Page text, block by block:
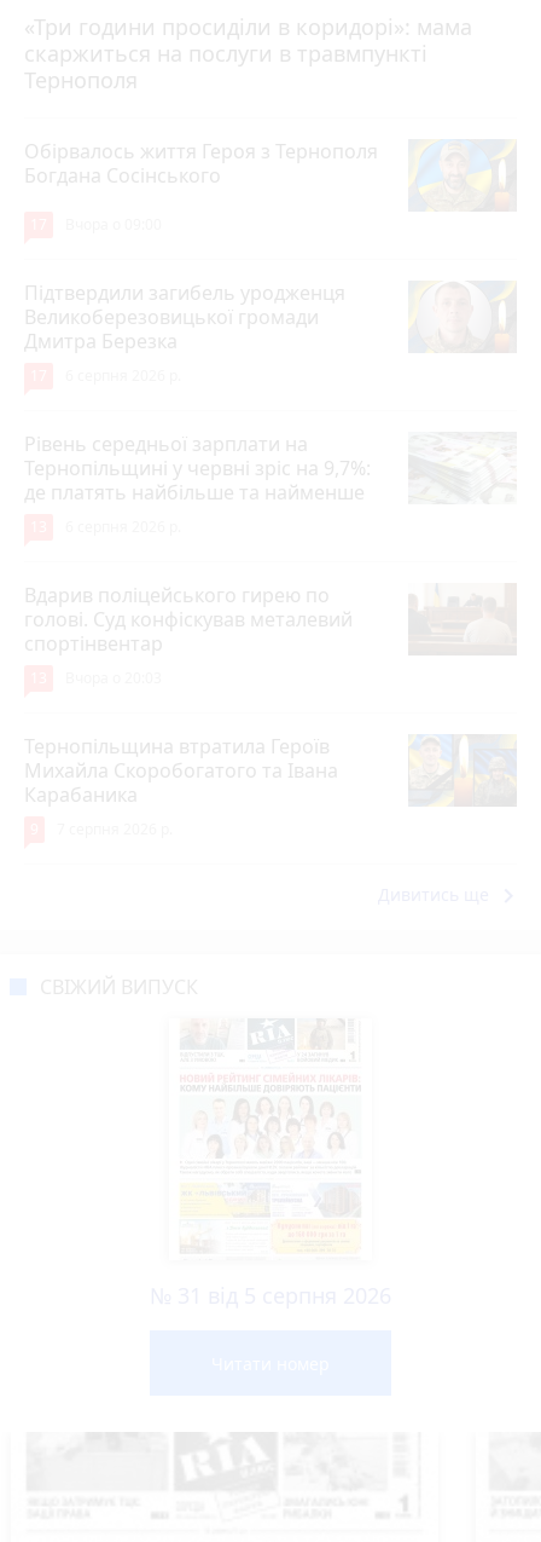
«Три години просиділи в коридорі»: мама
скаржиться на послуги в травмпункті
Тернополя
Вчора о 13:05
Обірвалось життя Героя з Тернополя
Богдана Сосінського
Підтвердили загибель уродженця
Великоберезовицької громади
Дмитра Березка
Рівень середньої зарплати на
Тернопільщині у червні зріс на 9,7%:
де платять найбільше та найменше
Вдарив поліцейського гирею по
голові. Суд конфіскував металевий
спортінвентар
Тернопільщина втратила Героїв
Михайла Скоробогатого та Івана
Карабаника